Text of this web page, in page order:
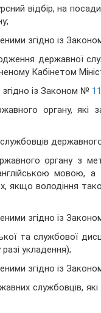
відбір, на
згідно із
державної
Кабінетом
із Законом №
органу, які
органу з
мовою, а
якщо володіння
згідно із
та службової
укладення);
згідно із
службовців,